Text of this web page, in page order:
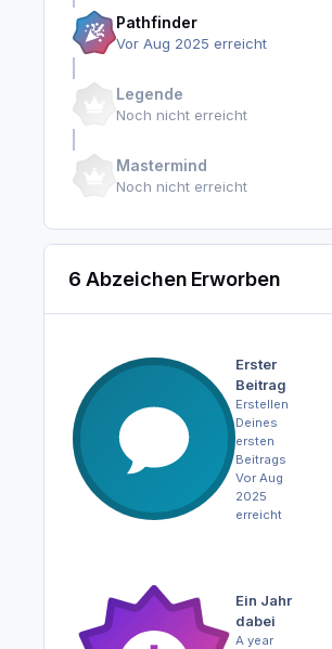
Pathfinder
Vor Aug 2025 erreicht
Legende
Noch nicht erreicht
Mastermind
Noch nicht erreicht
6 Abzeichen Erworben
Erster
Beitrag
Erstellen
Deines
ersten
Beitrags
Vor Aug
2025
erreicht
Ein Jahr
dabei
A year